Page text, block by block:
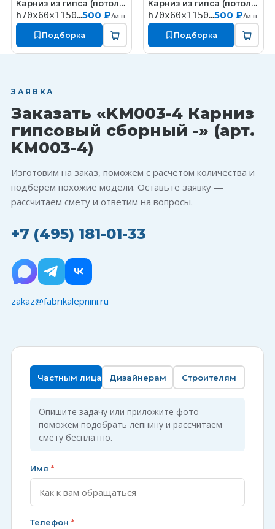
КT323Карниз из гипса (потолочный плинтус) (h70x60мм)
h70x60×1150мм500 ₽/м.п.
Подборка
КT335Карниз из гипса (потолочный плинтус) (h70x60мм)
h70x60×1150мм500 ₽/м.п.
Подборка
ЗАЯВКА
Заказать «KM003-4 Карниз
гипсовый сборный -» (арт.
KM003-4)
Изготовим на заказ, поможем с расчётом количества и
подберём похожие модели. Оставьте заявку —
рассчитаем смету и ответим на вопросы.
+7 (495) 181-01-33
zakaz@fabrikalepnini.ru
Частным лицам Дизайнерам Строителям
Опишите задачу или приложите фото —
поможем подобрать лепнину и рассчитаем
смету бесплатно.
Имя *
Телефон *